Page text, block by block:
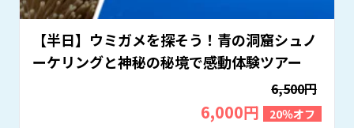
【半日】ウミガメを探そう！青の洞窟シュノ
ーケリングと神秘の秘境で感動体験ツアー
6,500円
6,000円 20％オフ